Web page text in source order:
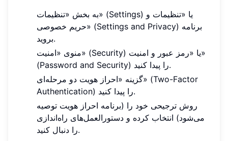
به بخش «تنظیمات» (Settings) یا «تنظیمات و
حریم خصوصی» (Settings and Privacy) برنامه
بروید.
منوی «امنیت» (Security) یا «رمز عبور و امنیت»
(Password and Security) را پیدا کنید.
گزینه «احراز هویت دو مرحله‌ای» (Two-Factor
Authentication) را پیدا کنید.
روش ترجیحی خود را (برنامه احراز هویت توصیه
می‌شود) انتخاب کرده و دستورالعمل‌های راه‌اندازی
را دنبال کنید.